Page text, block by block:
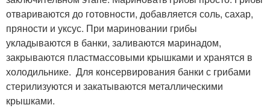
отвариваются до готовности, добавляется соль, сахар,
пряности и уксус. При мариновании грибы
укладываются в банки, заливаются маринадом,
закрываются пластмассовыми крышками и хранятся в
холодильнике. Для консервирования банки с грибами
стерилизуются и закатываются металлическими
крышками.